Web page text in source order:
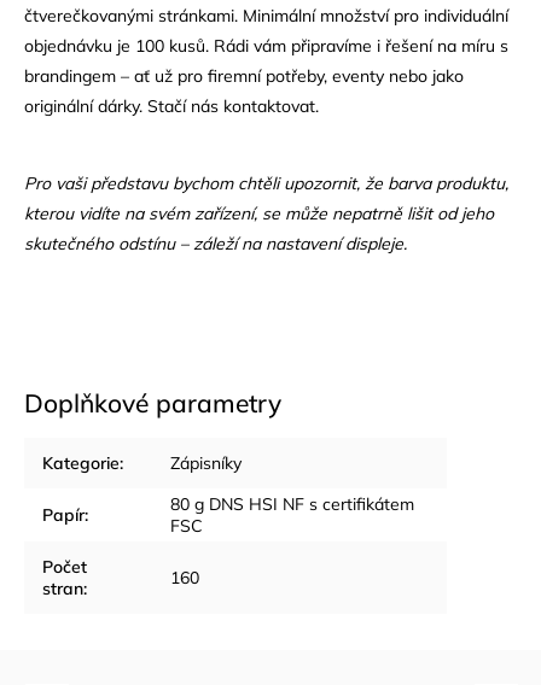
čtverečkovanými stránkami. Minimální množství pro individuální
objednávku je 100 kusů. Rádi vám připravíme i řešení na míru s
brandingem – ať už pro firemní potřeby, eventy nebo jako
originální dárky. Stačí nás kontaktovat.
Pro vaši představu bychom chtěli upozornit, že barva produktu,
kterou vidíte na svém zařízení, se může nepatrně lišit od jeho
skutečného odstínu – záleží na nastavení displeje.
Doplňkové parametry
Kategorie: Zápisníky
Papír:
80 g DNS HSI NF s certifikátem
FSC
Počet
stran: 160